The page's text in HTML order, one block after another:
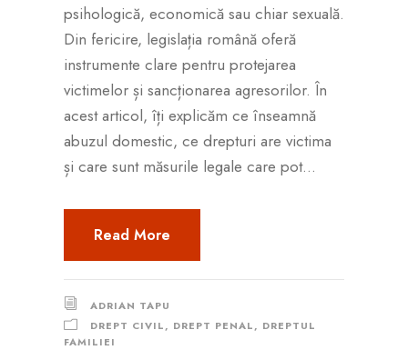
psihologică, economică sau chiar sexuală.
Din fericire, legislația română oferă
instrumente clare pentru protejarea
victimelor și sancționarea agresorilor. În
acest articol, îți explicăm ce înseamnă
abuzul domestic, ce drepturi are victima
și care sunt măsurile legale care pot...
Read More
ADRIAN TAPU
DREPT CIVIL, DREPT PENAL, DREPTUL
FAMILIEI